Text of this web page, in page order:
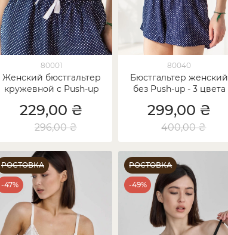
80001
Женский бюстгальтер
кружевной с Push-up
229,00 ₴
296,00 ₴
80040
Бюстгальтер женский
без Push-up - 3 цвета
299,00 ₴
400,00 ₴
РОСТОВКА
-47%
РОСТОВКА
-49%